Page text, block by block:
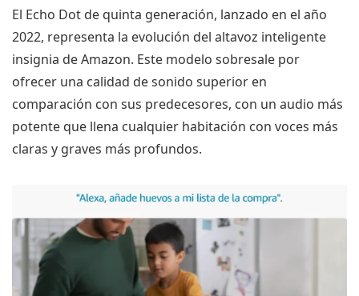
El Echo Dot de quinta generación, lanzado en el año
2022, representa la evolución del altavoz inteligente
insignia de Amazon. Este modelo sobresale por
ofrecer una calidad de sonido superior en
comparación con sus predecesores, con un audio más
potente que llena cualquier habitación con voces más
claras y graves más profundos.